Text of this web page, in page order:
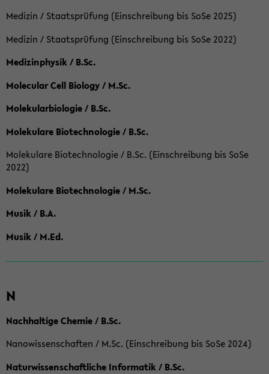
Medizin / Staatsprüfung (Einschreibung bis SoSe 2025)
Medizin / Staatsprüfung (Einschreibung bis SoSe 2022)
Medizinphysik / B.Sc.
Molecular Cell Biology / M.Sc.
Molekularbiologie / B.Sc.
Molekulare Biotechnologie / B.Sc.
Molekulare Biotechnologie / B.Sc. (Einschreibung bis SoSe
2022)
Molekulare Biotechnologie / M.Sc.
Musik / B.A.
Musik / M.Ed.
N
Nachhaltige Chemie / B.Sc.
Nanowissenschaften / M.Sc. (Einschreibung bis SoSe 2024)
Naturwissenschaftliche Informatik / B.Sc.